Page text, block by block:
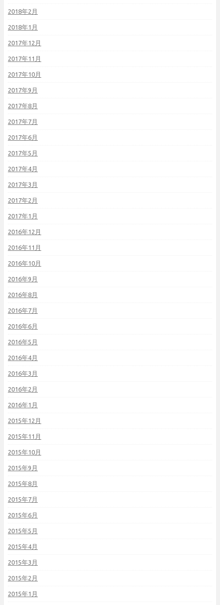
2018年2月
2018年1月
2017年12月
2017年11月
2017年10月
2017年9月
2017年8月
2017年7月
2017年6月
2017年5月
2017年4月
2017年3月
2017年2月
2017年1月
2016年12月
2016年11月
2016年10月
2016年9月
2016年8月
2016年7月
2016年6月
2016年5月
2016年4月
2016年3月
2016年2月
2016年1月
2015年12月
2015年11月
2015年10月
2015年9月
2015年8月
2015年7月
2015年6月
2015年5月
2015年4月
2015年3月
2015年2月
2015年1月